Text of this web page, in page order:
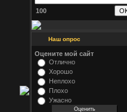
100
Наш опрос
Оцените мой сайт
Отлично
Хорошо
Неплохо
Плохо
Ужасно